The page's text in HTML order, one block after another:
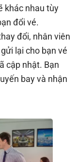
khác nhau tùy
đổi vé.
đổi, nhân viên
lại cho bạn vé
cập nhật. Bạn
bay và nhận